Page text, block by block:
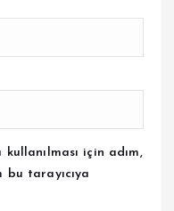
için adım,
tarayıcıya